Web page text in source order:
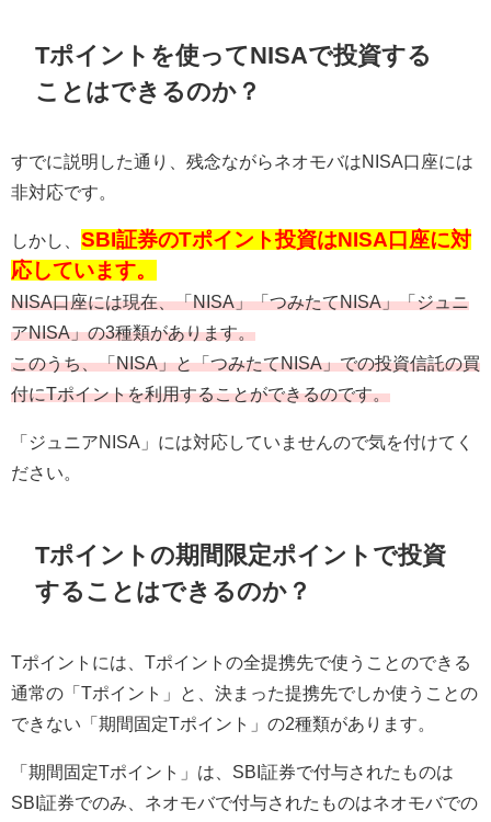
Tポイントを使ってNISAで投資する
ことはできるのか？
すでに説明した通り、残念ながらネオモバはNISA口座には
非対応です。
しかし、 SBI証券のTポイント投資はNISA口座に対
応しています。
NISA口座には現在、「NISA」「つみたてNISA」「ジュニ
アNISA」の3種類があります。
このうち、「NISA」と「つみたてNISA」での投資信託の買
付にTポイントを利用することができるのです。
「ジュニアNISA」には対応していませんので気を付けてく
ださい。
Tポイントの期間限定ポイントで投資
することはできるのか？
Tポイントには、Tポイントの全提携先で使うことのできる
通常の「Tポイント」と、決まった提携先でしか使うことの
できない「期間固定Tポイント」の2種類があります。
「期間固定Tポイント」は、SBI証券で付与されたものは
SBI証券でのみ、ネオモバで付与されたものはネオモバでの